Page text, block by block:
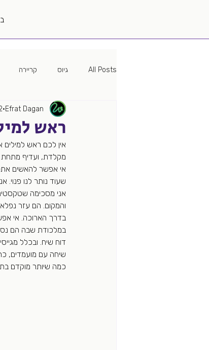
All Posts גיוס קריירה
האישה הטובה
מקורות גיוס מונחה נתונים
ראש
Efrat Dagan
22
אין לכם ראש
אי אפשר להאשים
שעוד נותר לנו
אני מסכימה
והמקום. הם עזר
בדרך הארוכה. אי
במלכודת שבה הם
דוח שיח. ובכלל
שיחה עם מועמדים,
כמה שיותר מוקדם